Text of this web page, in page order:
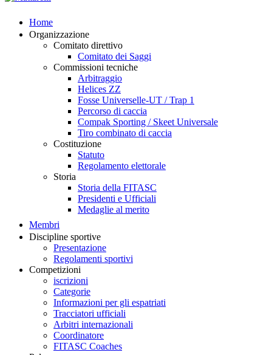
Home
Organizzazione
Comitato direttivo
Comitato dei Saggi
Commissioni tecniche
Arbitraggio
Helices ZZ
Fosse Universelle-UT / Trap 1
Percorso di caccia
Compak Sporting / Skeet Universale
Tiro combinato di caccia
Costituzione
Statuto
Regolamento elettorale
Storia
Storia della FITASC
Presidenti e Ufficiali
Medaglie al merito
Membri
Discipline sportive
Presentazione
Regolamenti sportivi
Competizioni
iscrizioni
Categorie
Informazioni per gli espatriati
Tracciatori ufficiali
Arbitri internazionali
Coordinatore
FITASC Coaches